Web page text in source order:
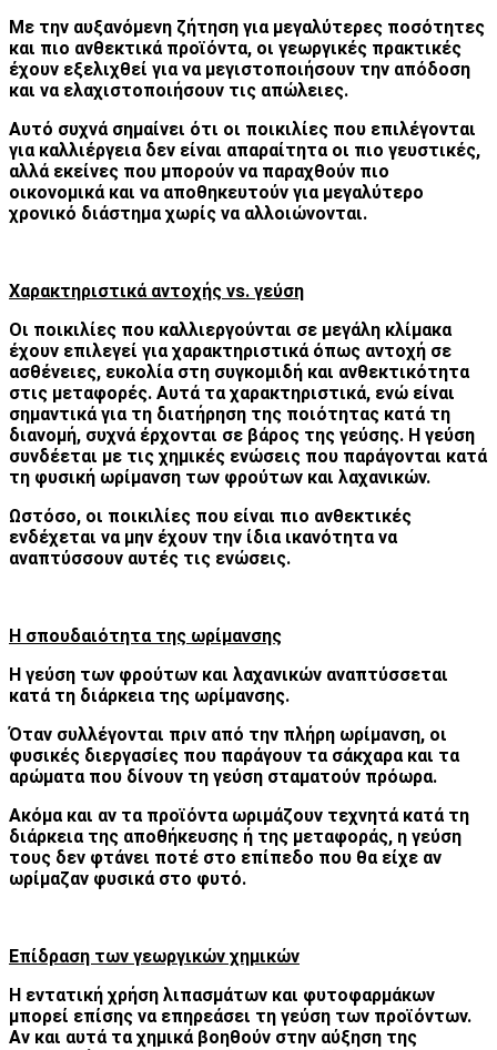
Με την αυξανόμενη ζήτηση για μεγαλύτερες ποσότητες
και πιο ανθεκτικά προϊόντα, οι γεωργικές πρακτικές
έχουν εξελιχθεί για να μεγιστοποιήσουν την απόδοση
και να ελαχιστοποιήσουν τις απώλειες.
Αυτό συχνά σημαίνει ότι οι ποικιλίες που επιλέγονται
για καλλιέργεια δεν είναι απαραίτητα οι πιο γευστικές,
αλλά εκείνες που μπορούν να παραχθούν πιο
οικονομικά και να αποθηκευτούν για μεγαλύτερο
χρονικό διάστημα χωρίς να αλλοιώνονται.
Χαρακτηριστικά αντοχής vs. γεύση
Οι ποικιλίες που καλλιεργούνται σε μεγάλη κλίμακα
έχουν επιλεγεί για χαρακτηριστικά όπως αντοχή σε
ασθένειες, ευκολία στη συγκομιδή και ανθεκτικότητα
στις μεταφορές. Αυτά τα χαρακτηριστικά, ενώ είναι
σημαντικά για τη διατήρηση της ποιότητας κατά τη
διανομή, συχνά έρχονται σε βάρος της γεύσης. Η γεύση
συνδέεται με τις χημικές ενώσεις που παράγονται κατά
τη φυσική ωρίμανση των φρούτων και λαχανικών.
Ωστόσο, οι ποικιλίες που είναι πιο ανθεκτικές
ενδέχεται να μην έχουν την ίδια ικανότητα να
αναπτύσσουν αυτές τις ενώσεις.
Η σπουδαιότητα της ωρίμανσης
Η γεύση των φρούτων και λαχανικών αναπτύσσεται
κατά τη διάρκεια της ωρίμανσης.
Όταν συλλέγονται πριν από την πλήρη ωρίμανση, οι
φυσικές διεργασίες που παράγουν τα σάκχαρα και τα
αρώματα που δίνουν τη γεύση σταματούν πρόωρα.
Ακόμα και αν τα προϊόντα ωριμάζουν τεχνητά κατά τη
διάρκεια της αποθήκευσης ή της μεταφοράς, η γεύση
τους δεν φτάνει ποτέ στο επίπεδο που θα είχε αν
ωρίμαζαν φυσικά στο φυτό.
Επίδραση των γεωργικών χημικών
Η εντατική χρήση λιπασμάτων και φυτοφαρμάκων
μπορεί επίσης να επηρεάσει τη γεύση των προϊόντων.
Αν και αυτά τα χημικά βοηθούν στην αύξηση της